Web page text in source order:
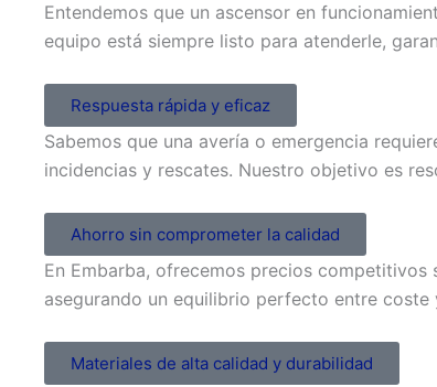
Entendemos que un ascensor en
equipo está siempre listo para atenderle,
Respuesta rápida y eficaz
Sabemos que una avería o emergencia
incidencias y rescates. Nuestro objetivo es
Ahorro sin comprometer la calidad
En Embarba, ofrecemos precios
asegurando un equilibrio perfecto entre
Materiales de alta calidad y durabilidad